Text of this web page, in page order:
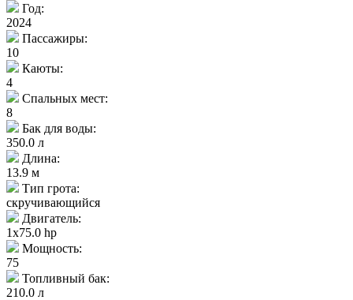
Год:
2024
Пассажиры:
10
Каюты:
4
Спальных мест:
8
Бак для воды:
350.0 л
Длина:
13.9 м
Тип грота:
скручивающийся
Двигатель:
1x75.0 hp
Мощность:
75
Топливный бак:
210.0 л